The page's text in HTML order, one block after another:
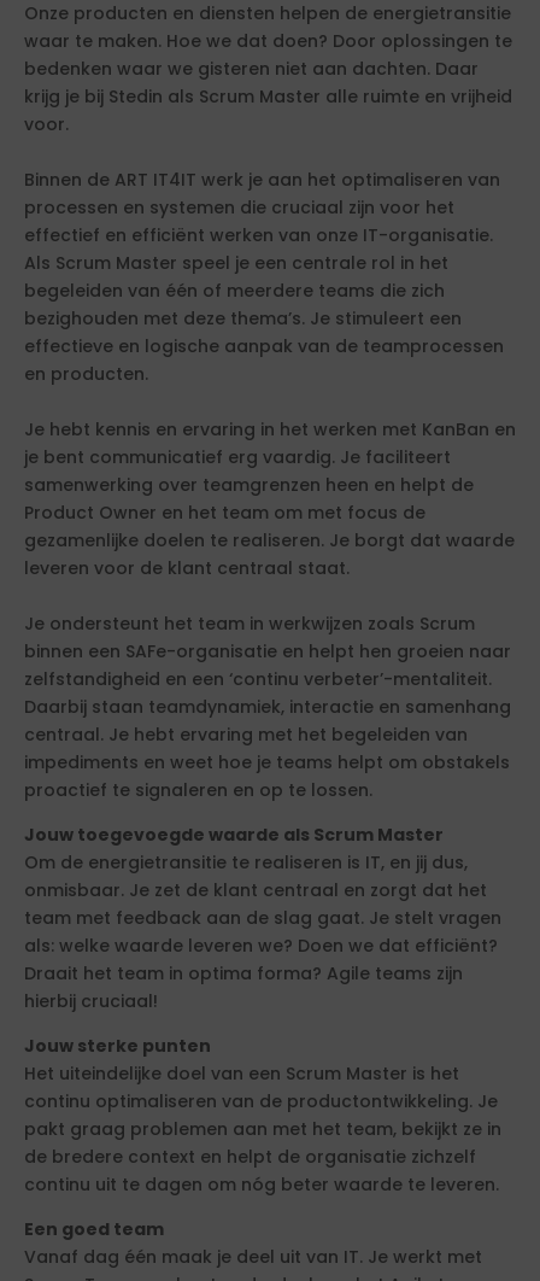
Onze producten en diensten helpen de energietransitie
waar te maken. Hoe we dat doen? Door oplossingen te
bedenken waar we gisteren niet aan dachten. Daar
krijg je bij Stedin als Scrum Master alle ruimte en vrijheid
voor.
Binnen de ART IT4IT werk je aan het optimaliseren van
processen en systemen die cruciaal zijn voor het
effectief en efficiënt werken van onze IT-organisatie.
Als Scrum Master speel je een centrale rol in het
begeleiden van één of meerdere teams die zich
bezighouden met deze thema’s. Je stimuleert een
effectieve en logische aanpak van de teamprocessen
en producten.
Je hebt kennis en ervaring in het werken met KanBan en
je bent communicatief erg vaardig. Je faciliteert
samenwerking over teamgrenzen heen en helpt de
Product Owner en het team om met focus de
gezamenlijke doelen te realiseren. Je borgt dat waarde
leveren voor de klant centraal staat.
Je ondersteunt het team in werkwijzen zoals Scrum
binnen een SAFe-organisatie en helpt hen groeien naar
zelfstandigheid en een ‘continu verbeter’-mentaliteit.
Daarbij staan teamdynamiek, interactie en samenhang
centraal. Je hebt ervaring met het begeleiden van
impediments en weet hoe je teams helpt om obstakels
proactief te signaleren en op te lossen.
Jouw toegevoegde waarde als Scrum Master
Om de energietransitie te realiseren is IT, en jij dus,
onmisbaar. Je zet de klant centraal en zorgt dat het
team met feedback aan de slag gaat. Je stelt vragen
als: welke waarde leveren we? Doen we dat efficiënt?
Draait het team in optima forma? Agile teams zijn
hierbij cruciaal!
Jouw sterke punten
Het uiteindelijke doel van een Scrum Master is het
continu optimaliseren van de productontwikkeling. Je
pakt graag problemen aan met het team, bekijkt ze in
de bredere context en helpt de organisatie zichzelf
continu uit te dagen om nóg beter waarde te leveren.
Een goed team
Vanaf dag één maak je deel uit van IT. Je werkt met